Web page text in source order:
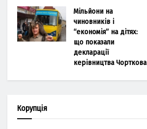
Мільйони на
чиновників і
“економія” на дітях:
що показали
декларації
керівництва Чорткова
Корупція